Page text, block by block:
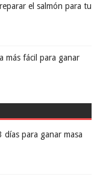
el salmón para tu
más fácil para ganar
para ganar masa